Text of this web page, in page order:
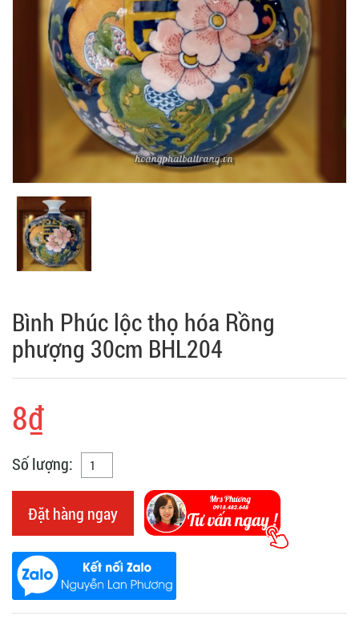
Bình Phúc lộc thọ hóa Rồng
phượng 30cm BHL204
8₫
Số lượng:
Đặt hàng ngay